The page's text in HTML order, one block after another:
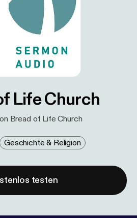
Life Church
Bread of Life Church
Geschichte & Religion
testen